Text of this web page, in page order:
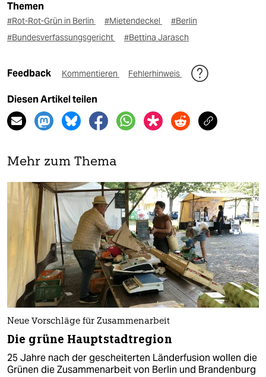
Themen
#Rot-Rot-Grün in Berlin #Mietendeckel
#Berlin
#Bundesverfassungsgericht
#Bettina Jarasch
Feedback Kommentieren Fehlerhinweis
Diesen Artikel teilen
Mehr zum Thema
Neue Vorschläge für Zusammenarbeit
Die grüne Hauptstadtregion
25 Jahre nach der gescheiterten Länderfusion wollen die
Grünen die Zusammenarbeit von Berlin und Brandenburg